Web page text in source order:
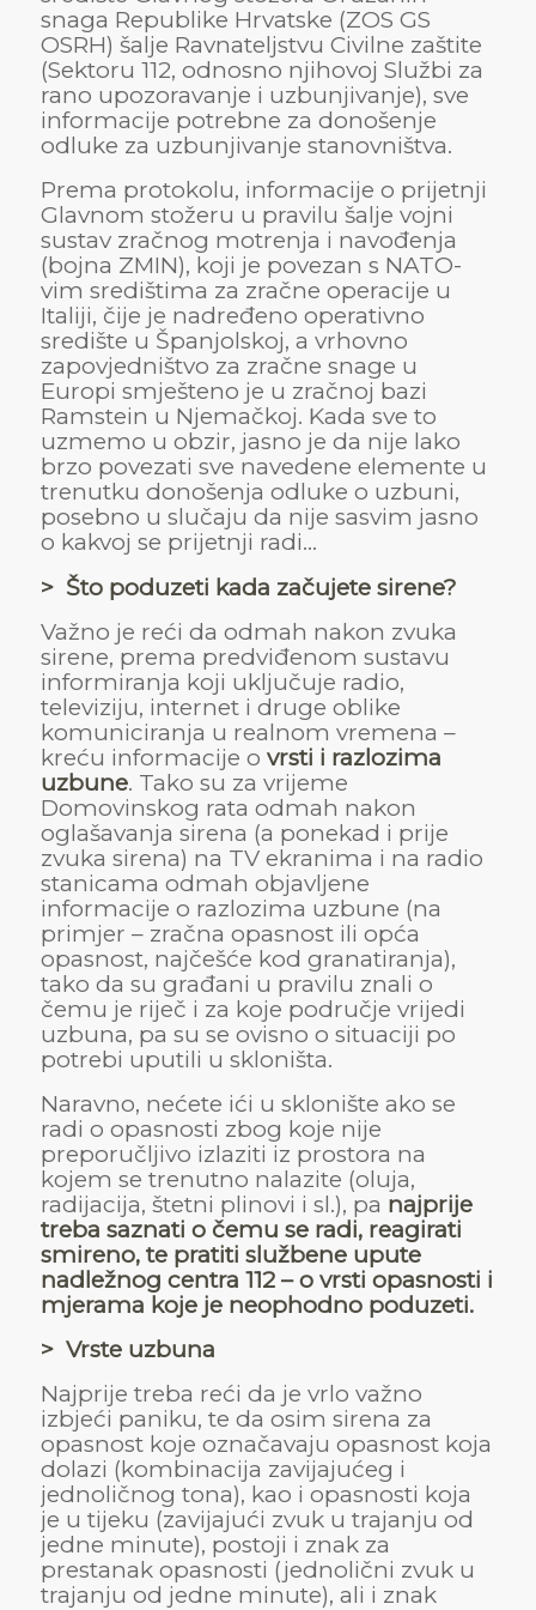
snaga Republike Hrvatske (ZOS GS
OSRH) šalje Ravnateljstvu Civilne zaštite
(Sektoru 112, odnosno njihovoj Službi za
rano upozoravanje i uzbunjivanje), sve
informacije potrebne za donošenje
odluke za uzbunjivanje stanovništva.
Prema protokolu, informacije o prijetnji
Glavnom stožeru u pravilu šalje vojni
sustav zračnog motrenja i navođenja
(bojna ZMIN), koji je povezan s NATO-
vim središtima za zračne operacije u
Italiji, čije je nadređeno operativno
središte u Španjolskoj, a vrhovno
zapovjedništvo za zračne snage u
Europi smješteno je u zračnoj bazi
Ramstein u Njemačkoj. Kada sve to
uzmemo u obzir, jasno je da nije lako
brzo povezati sve navedene elemente u
trenutku donošenja odluke o uzbuni,
posebno u slučaju da nije sasvim jasno
o kakvoj se prijetnji radi…
> Što poduzeti kada začujete sirene?
Važno je reći da odmah nakon zvuka
sirene, prema predviđenom sustavu
informiranja koji uključuje radio,
televiziju, internet i druge oblike
komuniciranja u realnom vremena –
kreću informacije o vrsti i razlozima
uzbune. Tako su za vrijeme
Domovinskog rata odmah nakon
oglašavanja sirena (a ponekad i prije
zvuka sirena) na TV ekranima i na radio
stanicama odmah objavljene
informacije o razlozima uzbune (na
primjer – zračna opasnost ili opća
opasnost, najčešće kod granatiranja),
tako da su građani u pravilu znali o
čemu je riječ i za koje područje vrijedi
uzbuna, pa su se ovisno o situaciji po
potrebi uputili u skloništa.
Naravno, nećete ići u sklonište ako se
radi o opasnosti zbog koje nije
preporučljivo izlaziti iz prostora na
kojem se trenutno nalazite (oluja,
radijacija, štetni plinovi i sl.), pa najprije
treba saznati o čemu se radi, reagirati
smireno, te pratiti službene upute
nadležnog centra 112 –o vrsti opasnosti i
mjerama koje je neophodno poduzeti.
> Vrste uzbuna
Najprije treba reći da je vrlo važno
izbjeći paniku, te da osim sirena za
opasnost koje označavaju opasnost koja
dolazi (kombinacija zavijajućeg i
jednoličnog tona), kao i opasnosti koja
je u tijeku (zavijajući zvuk u trajanju od
jedne minute), postoji i znak za
prestanak opasnosti (jednolični zvuk u
trajanju od jedne minute), ali i znak